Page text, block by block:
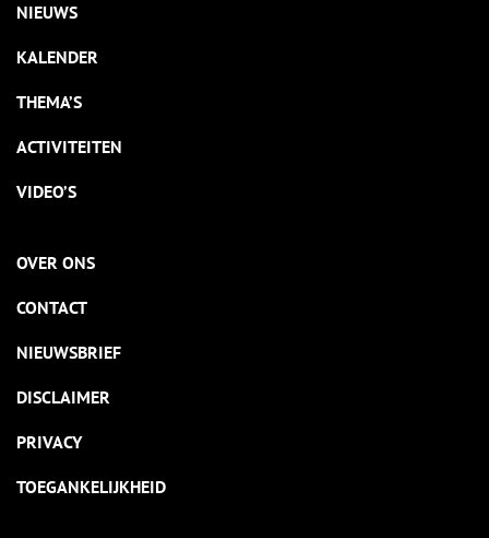
NIEUWS
KALENDER
THEMA’S
ACTIVITEITEN
VIDEO’S
OVER ONS
CONTACT
NIEUWSBRIEF
DISCLAIMER
PRIVACY
TOEGANKELIJKHEID